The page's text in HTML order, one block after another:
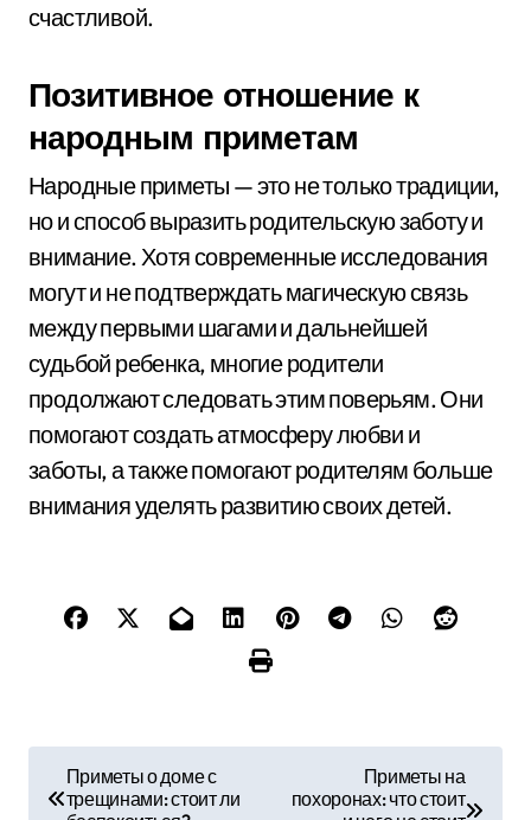
счастливой.
Позитивное отношение к
народным приметам
Народные приметы — это не только традиции,
но и способ выразить родительскую заботу и
внимание. Хотя современные исследования
могут и не подтверждать магическую связь
между первыми шагами и дальнейшей
судьбой ребенка, многие родители
продолжают следовать этим поверьям. Они
помогают создать атмосферу любви и
заботы, а также помогают родителям больше
внимания уделять развитию своих детей.
Приметы о доме с
трещинами: стоит ли
Приметы на
похоронах: что стоит